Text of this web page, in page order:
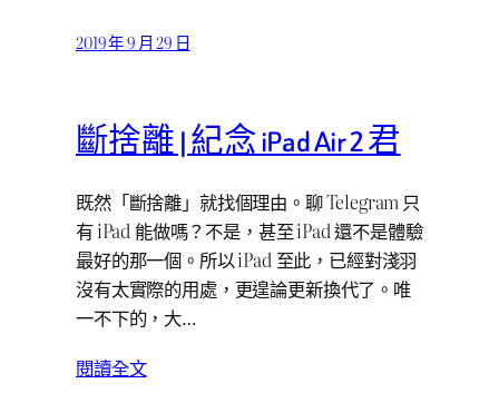
2019 年 9 月 29 日
斷捨離 | 紀念 iPad Air 2 君
既然「斷捨離」就找個理由。聊 Telegram 只
有 iPad 能做嗎？不是，甚至 iPad 還不是體驗
最好的那一個。所以 iPad 至此，已經對淺羽
沒有太實際的用處，更遑論更新換代了。唯
一不下的，大…
閱讀全文